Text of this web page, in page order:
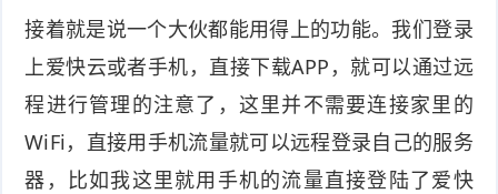
接着就是说一个大伙都能用得上的功能。我们登录
上爱快云或者手机，直接下载APP，就可以通过远
程进行管理的注意了，这里并不需要连接家里的
WiFi，直接用手机流量就可以远程登录自己的服务
器，比如我这里就用手机的流量直接登陆了爱快